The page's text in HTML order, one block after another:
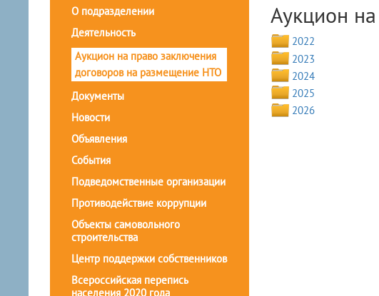
О подразделении
Деятельность
Аукцион на право заключения
договоров на размещение НТО
Документы
Новости
Объявления
События
Подведомственные организации
Противодействие коррупции
Объекты самовольного
строительства
Центр поддержки собственников
Всероссийская перепись
населения 2020 года
Аукцион
2022
2023
2024
2025
2026